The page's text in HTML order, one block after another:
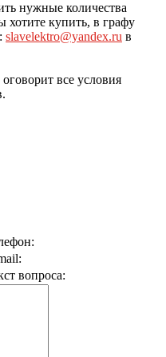
нужные количества
хотите купить, в графу
slavelektro@yandex.ru в
все условия
вопроса: